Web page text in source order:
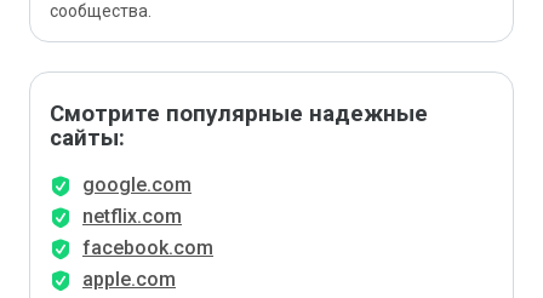
сообщества.
Смотрите популярные надежные
сайты:
google.com
netflix.com
facebook.com
apple.com